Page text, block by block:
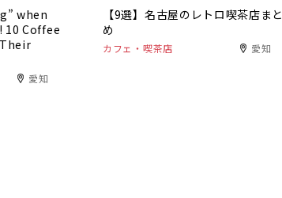
when
10 Coffee
愛知
【9選】名古屋のレトロ喫茶店まと
め
カフェ・喫茶店 愛知